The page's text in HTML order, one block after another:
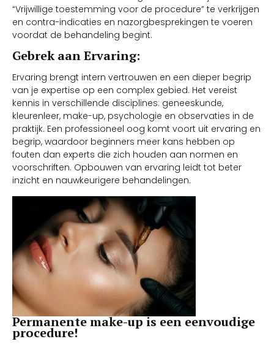
“Vrijwillige toestemming voor de procedure” te verkrijgen
en contra-indicaties en nazorgbesprekingen te voeren
voordat de behandeling begint.
Gebrek aan Ervaring:
Ervaring brengt intern vertrouwen en een dieper begrip
van je expertise op een complex gebied. Het vereist
kennis in verschillende disciplines: geneeskunde,
kleurenleer, make-up, psychologie en observaties in de
praktijk. Een professioneel oog komt voort uit ervaring en
begrip, waardoor beginners meer kans hebben op
fouten dan experts die zich houden aan normen en
voorschriften. Opbouwen van ervaring leidt tot beter
inzicht en nauwkeurigere behandelingen.
Permanente make-up is een eenvoudige
procedure!